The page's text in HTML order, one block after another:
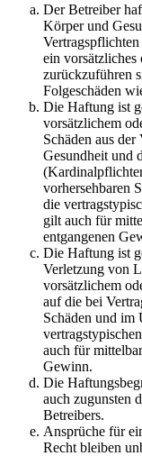
Der Betreiber
Körper und
ein vorsätzliches
zurückzuführen
Folgeschäden
Die Haftung ist
vorsätzlichem
Schäden aus
Gesundheit und
vorhersehbaren
die
gilt auch für
entgangenen
Die Haftung ist
Verletzung von
vorsätzlichem
auf die bei
Schäden und im
auch für
Gewinn.
Die
auch zugunsten
Betreibers.
Ansprüche für
Recht bleiben